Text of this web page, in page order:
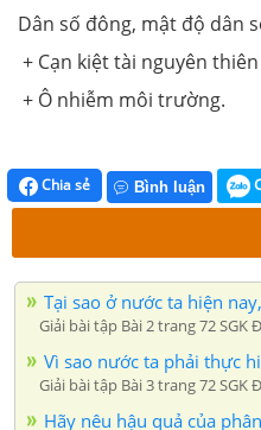
Dân số đông, mật độ dân
+ Cạn kiệt tài nguyên
+ Ô nhiễm môi trường.
Chia sẻ Bình luận
Tại sao ở nước ta hiện
Giải bài tập Bài 2 trang 72 SGK
Vì sao nước ta phải thực
Giải bài tập Bài 3 trang 72 SGK
Hãy nêu hậu quả của